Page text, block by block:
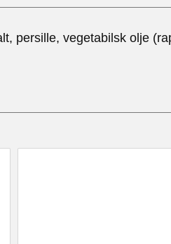
persille, vegetabilsk olje